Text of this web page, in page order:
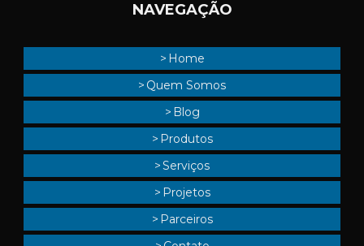
NAVEGAÇÃO
Home
Quem Somos
Blog
Produtos
Serviços
Projetos
Parceiros